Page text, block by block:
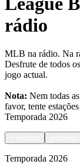
rádio
MLB na rádio. Na
Desfrute de todos
jogo actual.
Nota: Nem todas
favor, tente
Temporada 2026
Temporada 2026